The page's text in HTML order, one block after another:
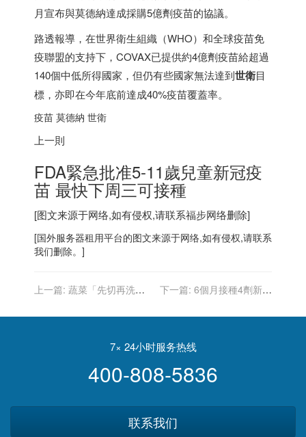
月宣布與莫德納達成採購5億劑疫苗的協議。
路透報導，在世界衛生組織（WHO）和全球疫苗免
疫聯盟的支持下，COVAX已提供約4億劑疫苗給超過
140個中低所得國家，但仍有些國家無法達到世衛目
標，亦即在今年底前達成40%疫苗覆蓋率。
疫苗 莫德納 世衛
上一則
FDA緊急批准5-11歲兒童新冠疫
苗 最快下周三可接種
[图文来源于网络,如有侵权,请联系福步网络删除]
[国外服务器租用平台的图文来源于网络,如有侵权,请联系
我们删除。]
上一篇: 蔬菜「先切再洗」
才對
下一篇: 6個月接種4劑新冠
7× 24小时服务热线
400-808-5836
联系我们